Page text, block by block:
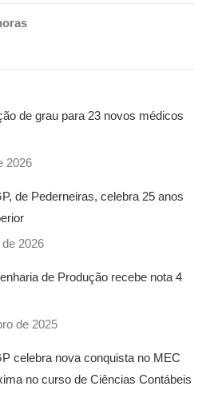
de grau para 23 novos médicos
2026
de Pederneiras, celebra 25 anos
2026
de Produção recebe nota 4
de 2025
celebra nova conquista no MEC
no curso de Ciências Contábeis